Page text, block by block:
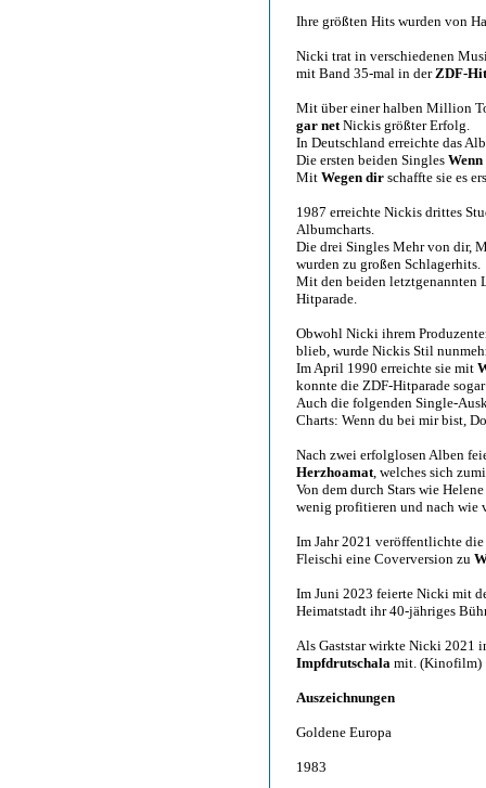
Ihre größten Hits wurden von
Nicki trat in verschiedenen
mit Band 35-mal in derZDF-
Mit über einer halben Million
gar netNickis größter Erfolg.
In Deutschland erreichte das
Die ersten beiden Singles
Mit Wegen dir schaffte sie es
1987 erreichte Nickis drittes
Albumcharts.
Die drei Singles Mehr von dir,
wurden zu großen Schlagerhits.
Mit den beiden letztgenannten
Hitparade.
Obwohl Nicki ihrem
blieb, wurde Nickis Stil
Im April 1990 erreichte sie mit
konnte die ZDF-Hitparade
Auch die folgenden Single-
Charts: Wenn du bei mir bist,
Nach zwei erfolglosen Alben
Herzhoamat, welches sich
Von dem durch Stars wie
wenig profitieren und nach wie
Im Jahr 2021 veröffentlichte
Fleischi eine Coverversion zu
Im Juni 2023 feierte Nicki mit
Heimatstadt ihr 40-jähriges
Als Gaststar wirkte Nicki 2021
Impfdrutschala mit. (Kinofilm)
Auszeichnungen
Goldene Europa
1983